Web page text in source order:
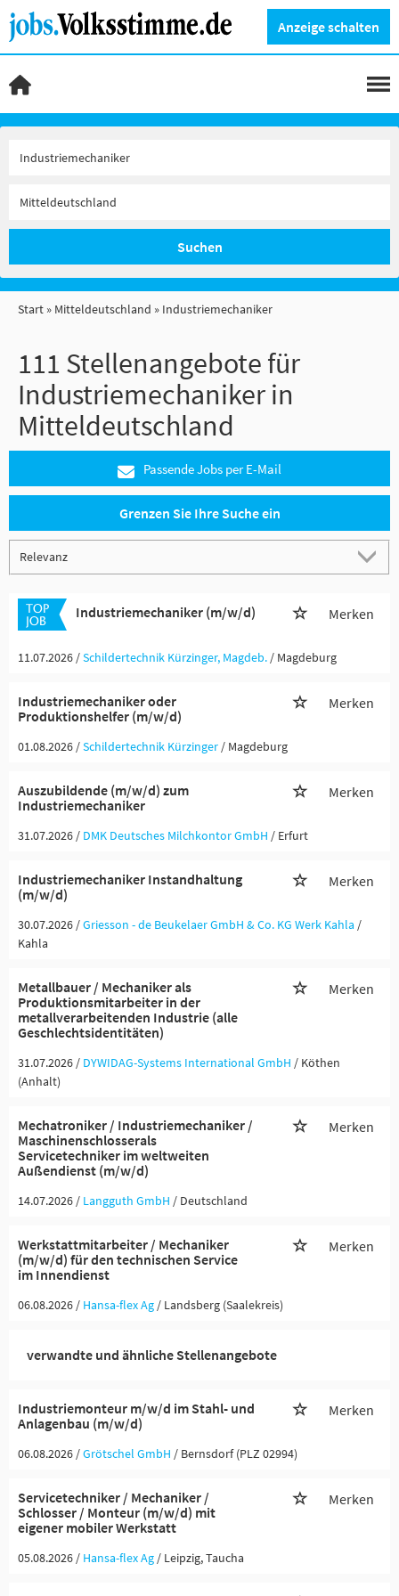
Anzeige schalten
Suchen
Start Mitteldeutschland Industriemechaniker
111 Stellenangebote für
Industriemechaniker in
Mitteldeutschland
Passende Jobs per E-Mail
Grenzen Sie Ihre Suche ein
Industriemechaniker (m/w/d) Merken
11.07.2026 /Schildertechnik Kürzinger, Magdeb. / Magdeburg
Industriemechaniker oder
Produktionshelfer (m/w/d)
Merken
01.08.2026 /Schildertechnik Kürzinger / Magdeburg
Auszubildende (m/w/d) zum
Industriemechaniker
Merken
31.07.2026 / DMK Deutsches Milchkontor GmbH / Erfurt
Industriemechaniker Instandhaltung
(m/w/d)
Merken
30.07.2026 /Griesson - de Beukelaer GmbH & Co. KG Werk Kahla /
Kahla
Metallbauer / Mechaniker als
Produktionsmitarbeiter in der
metallverarbeitenden Industrie (alle
Geschlechtsidentitäten)
Merken
31.07.2026 / DYWIDAG-Systems International GmbH / Köthen
(Anhalt)
Mechatroniker / Industriemechaniker /
Maschinenschlosserals
Servicetechniker im weltweiten
Außendienst (m/w/d)
Merken
14.07.2026 / Langguth GmbH / Deutschland
Werkstattmitarbeiter / Mechaniker
(m/w/d) für den technischen Service
im Innendienst
Merken
06.08.2026 / Hansa-flex Ag / Landsberg (Saalekreis)
verwandte und ähnliche Stellenangebote
Industriemonteur m/w/d im Stahl- und
Anlagenbau (m/w/d)
Merken
06.08.2026 /Grötschel GmbH / Bernsdorf (PLZ 02994)
Servicetechniker / Mechaniker /
Schlosser / Monteur (m/w/d) mit
eigener mobiler Werkstatt
Merken
05.08.2026 / Hansa-flex Ag / Leipzig, Taucha